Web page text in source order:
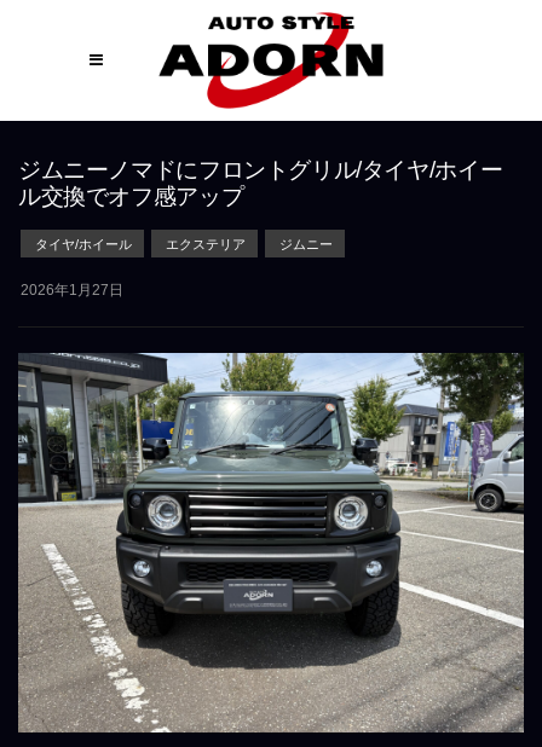
ジムニーノマドにフロントグリル/タイヤ/ホイー
ル交換でオフ感アップ
タイヤ/ホイール エクステリア ジムニー
2026年1月27日